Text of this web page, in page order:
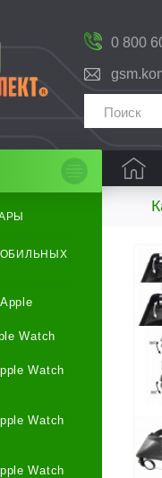
0 800
Watch
Watch
Watch
Watch